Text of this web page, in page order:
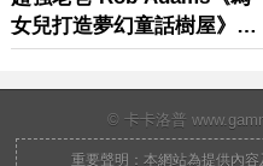
© 卡卡洛普
重要聲明：本網站為提供內